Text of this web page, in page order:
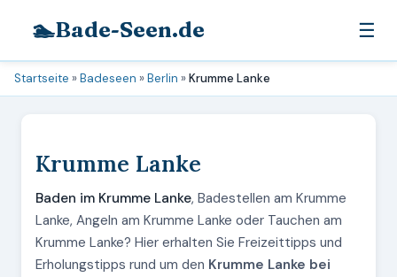
🏊Bade-Seen.de ☰
Startseite »Badeseen »Berlin »Krumme Lanke
Krumme Lanke
Baden im Krumme Lanke, Badestellen am Krumme
Lanke, Angeln am Krumme Lanke oder Tauchen am
Krumme Lanke? Hier erhalten Sie Freizeittipps und
Erholungstipps rund um den Krumme Lanke bei